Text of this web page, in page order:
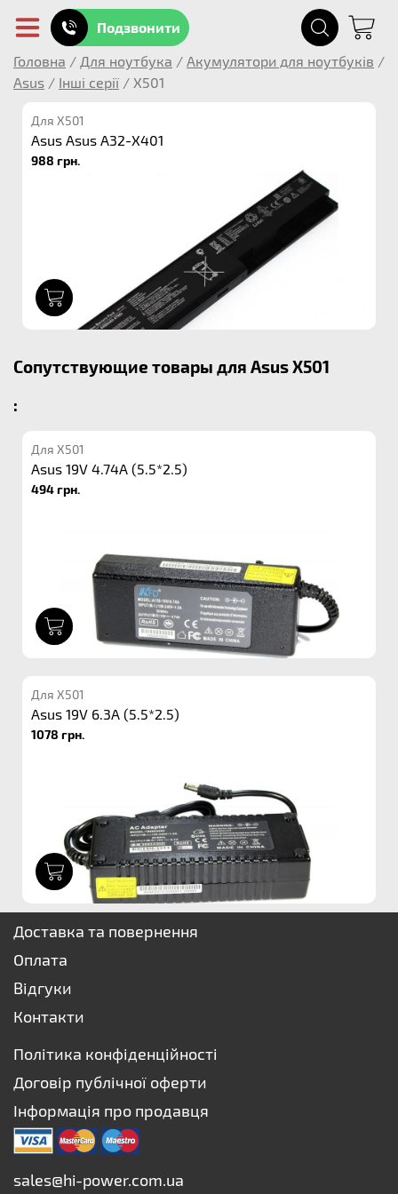
Подзвонити
Головна / Для ноутбука / Акумулятори для ноутбуків /
Asus / Інші серії / X501
Для X501
Asus Asus A32-X401
988 грн.
Сопутствующие товары для Asus X501
:
Для X501
Asus 19V 4.74A (5.5*2.5)
494 грн.
Для X501
Asus 19V 6.3A (5.5*2.5)
1078 грн.
Доставка та повернення
Оплата
Відгуки
Контакти
Політика конфіденційності
Договір публічної оферти
Інформація про продавця
sales@hi-power.com.ua